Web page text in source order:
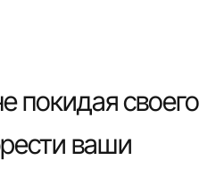
покидая своего
ваши